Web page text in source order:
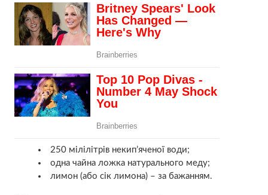
250 мілілітрів некип’яченої води;
одна чайна ложка натурального меду;
лимон (або сік лимона) – за бажанням.